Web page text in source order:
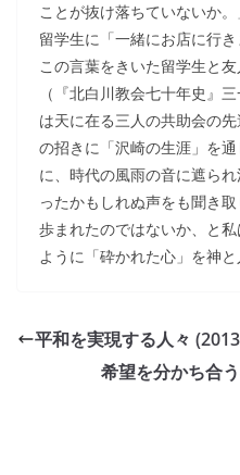
ことが抜け落ちていないか
留学生に「一緒にお店に行
この言葉をきいた留学生と
（『北白川教会七十年史
は天に在る三人の共助会の
の招きに「沢崎の生涯」を
に、時代の風雨の音に遮ら
ったかもしれぬ声をも聞き
歩まれたのではないか、と
ように「砕かれた心」を神と
平和を実現する人々
希望を分かち合